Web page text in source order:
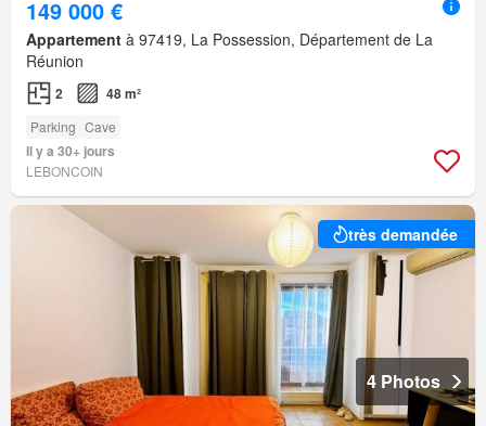
149 000 €
Appartement à 97419, La Possession, Département de La
Réunion
2 48 m²
Parking Cave
Il y a 30+ jours
LEBONCOIN
très demandée
4 Photos